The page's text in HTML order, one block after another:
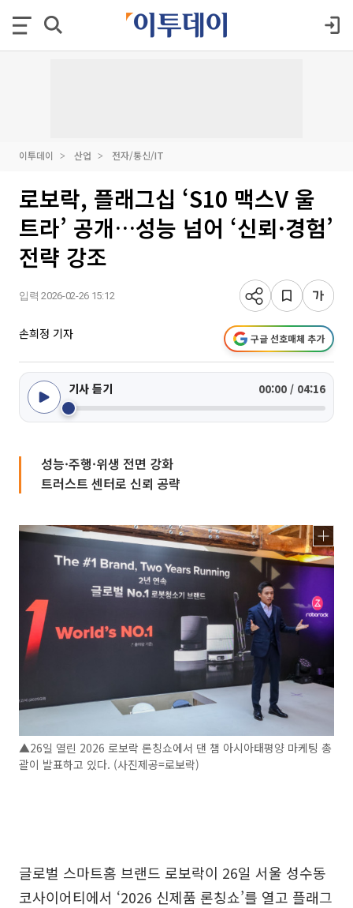
이투데이 산업 전자/통신/IT
로보락, 플래그십 ‘S10 맥스V 울
트라’ 공개…성능 넘어 ‘신뢰·경험’
전략 강조
입력 2026-02-26 15:12
손희정 기자 구글 선호매체 추가
기사 듣기 00:00 / 04:16
성능·주행·위생 전면 강화
트러스트 센터로 신뢰 공략
▲26일 열린 2026 로보락 론칭쇼에서 댄 챔 아시아태평양 마케팅 총
괄이 발표하고 있다. (사진제공=로보락)
글로벌 스마트홈 브랜드 로보락이 26일 서울 성수동
코사이어티에서 ‘2026 신제품 론칭쇼’를 열고 플래그